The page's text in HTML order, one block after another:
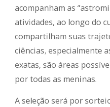
acompanham as
atividades, ao longo do
compartilham suas
ciências, especialmente
exatas, são áreas
por todas as meninas.
A seleção será por